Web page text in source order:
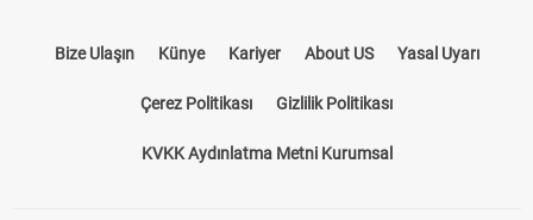
Bize Ulaşın Künye Kariyer About US Yasal Uyarı
Çerez Politikası Gizlilik Politikası
KVKK Aydınlatma Metni Kurumsal